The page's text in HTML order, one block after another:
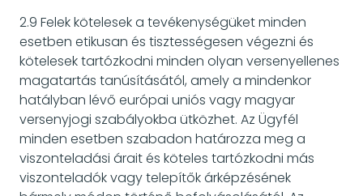
2.9 Felek kötelesek a tevékenységüket minden
esetben etikusan és tisztességesen végezni és
kötelesek tartózkodni minden olyan versenyellenes
magatartás tanúsításától, amely a mindenkor
hatályban lévő európai uniós vagy magyar
versenyjogi szabályokba ütközhet. Az Ügyfél
minden esetben szabadon határozza meg a
viszonteladási árait és köteles tartózkodni más
viszonteladók vagy telepítők árképzésének